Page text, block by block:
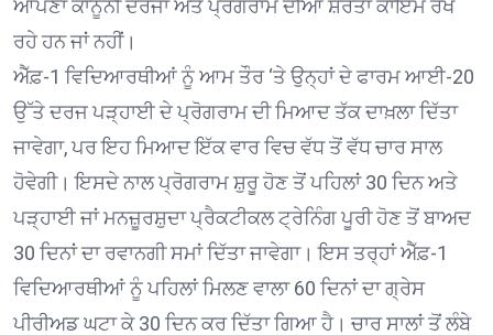
ਆਪਣਾ ਕਾਨੂੰਨੀ ਦਰਜਾ ਅਤੇ ਪ੍ਰੋਗਰਾਮ ਦੀਆਂ ਸ਼ਰਤਾਂ ਕਾਇਮ ਰੱਖ
ਰਹੇ ਹਨ ਜਾਂ ਨਹੀਂ।
ਐੱਫ਼-1 ਵਿਦਿਆਰਥੀਆਂ ਨੂੰ ਆਮ ਤੌਰ ‘ਤੇ ਉਨ੍ਹਾਂ ਦੇ ਫਾਰਮ ਆਈ-20
ਉੱਤੇ ਦਰਜ ਪੜ੍ਹਾਈ ਦੇ ਪ੍ਰੋਗਰਾਮ ਦੀ ਮਿਆਦ ਤੱਕ ਦਾਖ਼ਲਾ ਦਿੱਤਾ
ਜਾਵੇਗਾ, ਪਰ ਇਹ ਮਿਆਦ ਇੱਕ ਵਾਰ ਵਿਚ ਵੱਧ ਤੋਂ ਵੱਧ ਚਾਰ ਸਾਲ
ਹੋਵੇਗੀ। ਇਸਦੇ ਨਾਲ ਪ੍ਰੋਗਰਾਮ ਸ਼ੁਰੂ ਹੋਣ ਤੋਂ ਪਹਿਲਾਂ 30 ਦਿਨ ਅਤੇ
ਪੜ੍ਹਾਈ ਜਾਂ ਮਨਜ਼ੂਰਸ਼ੁਦਾ ਪ੍ਰੈਕਟੀਕਲ ਟ੍ਰੇਨਿੰਗ ਪੂਰੀ ਹੋਣ ਤੋਂ ਬਾਅਦ
30 ਦਿਨਾਂ ਦਾ ਰਵਾਨਗੀ ਸਮਾਂ ਦਿੱਤਾ ਜਾਵੇਗਾ। ਇਸ ਤਰ੍ਹਾਂ ਐੱਫ਼-1
ਵਿਦਿਆਰਥੀਆਂ ਨੂੰ ਪਹਿਲਾਂ ਮਿਲਣ ਵਾਲਾ 60 ਦਿਨਾਂ ਦਾ ਗ੍ਰੇਸ
ਪੀਰੀਅਡ ਘਟਾ ਕੇ 30 ਦਿਨ ਕਰ ਦਿੱਤਾ ਗਿਆ ਹੈ। ਚਾਰ ਸਾਲਾਂ ਤੋਂ ਲੰਬੇ